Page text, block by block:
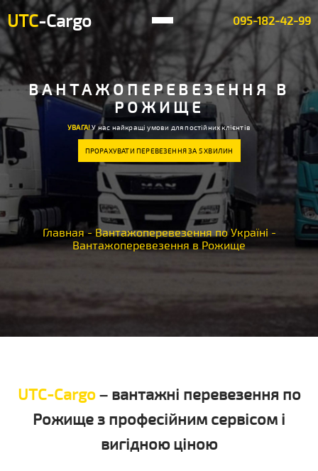
UTC-Cargo 095-182-42-99
ВАНТАЖОПЕРЕВЕЗЕННЯ В
РОЖИЩЕ
УВАГА!У нас найкращі умови для постійних клієнтів
ПРОРАХУВАТИ ПЕРЕВЕЗЕННЯ ЗА 5 ХВИЛИН
Главная - Вантажоперевезення по Україні -
Вантажоперевезення в Рожище
UTC-Cargo– вантажні перевезення по
Рожище з професійним сервісом і
вигідною ціною